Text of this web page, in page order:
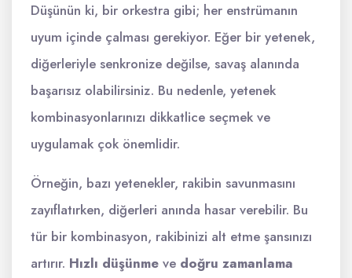
Düşünün ki, bir orkestra gibi; her enstrümanın
uyum içinde çalması gerekiyor. Eğer bir yetenek,
diğerleriyle senkronize değilse, savaş alanında
başarısız olabilirsiniz. Bu nedenle, yetenek
kombinasyonlarınızı dikkatlice seçmek ve
uygulamak çok önemlidir.
Örneğin, bazı yetenekler, rakibin savunmasını
zayıflatırken, diğerleri anında hasar verebilir. Bu
tür bir kombinasyon, rakibinizi alt etme şansınızı
artırır. Hızlı düşünme ve doğru zamanlama